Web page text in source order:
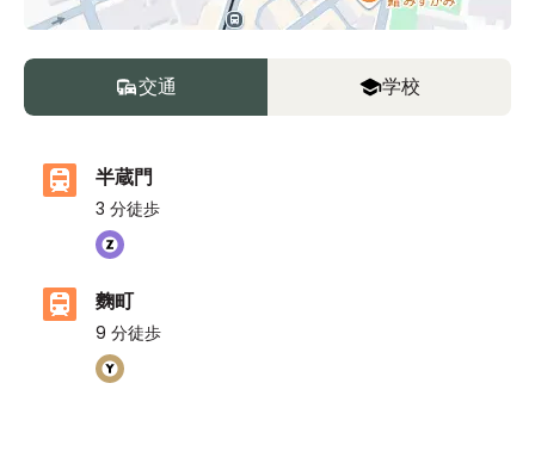
交通 学校
半蔵門
3 分徒歩
麴町
9 分徒歩